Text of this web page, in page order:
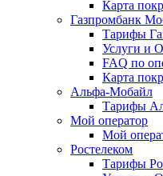
Карта
Газпромбанк
Тарифы
Услуги и
FAQ по
Карта
Альфа-Мобайл
Тарифы
Мой оператор
Мой
Ростелеком
Тарифы